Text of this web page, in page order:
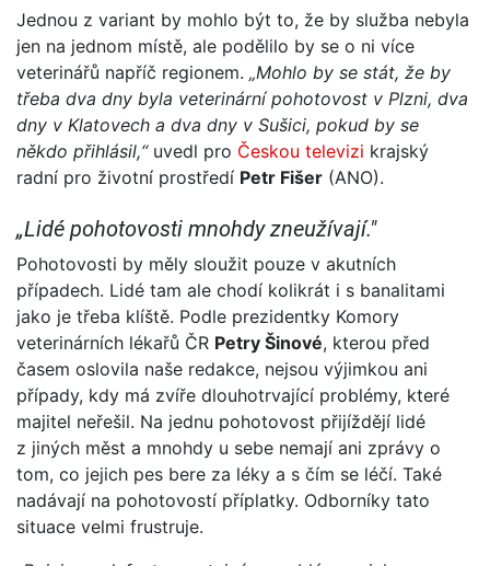
Jednou z variant by mohlo být to, že by služba nebyla
jen na jednom místě, ale podělilo by se o ni více
veterinářů napříč regionem. „Mohlo by se stát, že by
třeba dva dny byla veterinární pohotovost v Plzni, dva
dny v Klatovech a dva dny v Sušici, pokud by se
někdo přihlásil,“uvedl pro Českou televizi krajský
radní pro životní prostředí Petr Fišer (ANO).
„Lidé pohotovosti mnohdy zneužívají."
Pohotovosti by měly sloužit pouze v akutních
případech. Lidé tam ale chodí kolikrát i s banalitami
jako je třeba klíště. Podle prezidentky Komory
veterinárních lékařů ČR Petry Šinové, kterou před
časem oslovila naše redakce, nejsou výjimkou ani
případy, kdy má zvíře dlouhotrvající problémy, které
majitel neřešil. Na jednu pohotovost přijíždějí lidé
z jiných měst a mnohdy u sebe nemají ani zprávy o
tom, co jejich pes bere za léky a s čím se léčí. Také
nadávají na pohotovostí příplatky. Odborníky tato
situace velmi frustruje.